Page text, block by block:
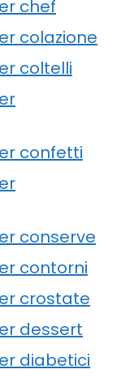
chef
colazione
coltelli
confetti
conserve
contorni
crostate
dessert
diabetici